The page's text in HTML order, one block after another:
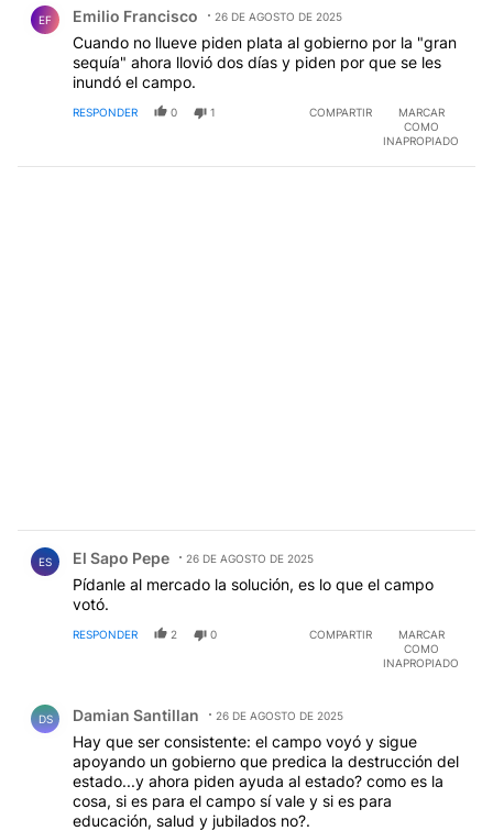
EF Emilio Francisco 26 DE AGOSTO DE 2025
Cuando no llueve piden plata al gobierno por la "gran
sequía" ahora llovió dos días y piden por que se les
inundó el campo.
RESPONDER 0 1 COMPARTIR
MARCAR
COMO
INAPROPIADO
ES El Sapo Pepe 26 DE AGOSTO DE 2025
Pídanle al mercado la solución, es lo que el campo
votó.
RESPONDER 2 0 COMPARTIR
MARCAR
COMO
INAPROPIADO
DS Damian Santillan 26 DE AGOSTO DE 2025
Hay que ser consistente: el campo voyó y sigue
apoyando un gobierno que predica la destrucción del
estado...y ahora piden ayuda al estado? como es la
cosa, si es para el campo sí vale y si es para
educación, salud y jubilados no?.